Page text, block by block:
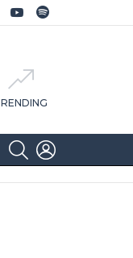
Notícias
CA Notícias
Pinterest CA Notícias
YouTube CA Notícias
SEARCH